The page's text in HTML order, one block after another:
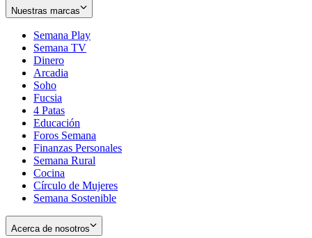
Nuestras marcas
Semana Play
Semana TV
Dinero
Arcadia
Soho
in
new
window
Fucsia
in
new
window
4 Patas
Educación
Foros Semana
Finanzas Personales
Semana Rural
Cocina
Círculo de Mujeres
Semana Sostenible
Acerca de nosotros